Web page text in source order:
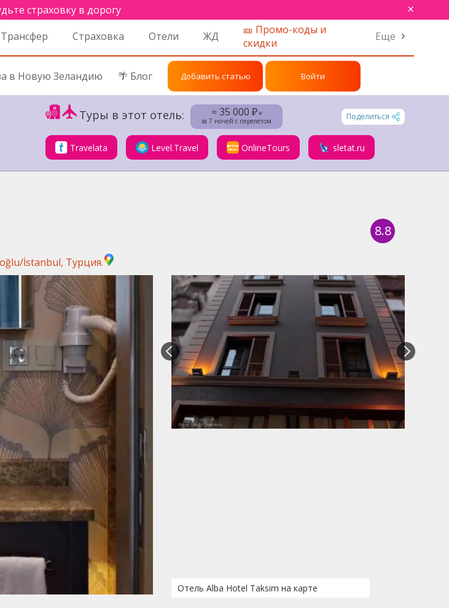
страховку в дорогу ×
Страховка Отели ЖД
🎫 Промо-коды и
скидки
Еще
в Новую Зеландию 🌴 Блог Добавить статью Войти
Туры в этот отель: ≈ 35 000 ₽˅
за 7 ночей с перелетом
Поделиться
Travelata Level.Travel OnlineTours sletat.ru
8.8
İstanbul, Турция.
Отель Alba Hotel Taksim на карте